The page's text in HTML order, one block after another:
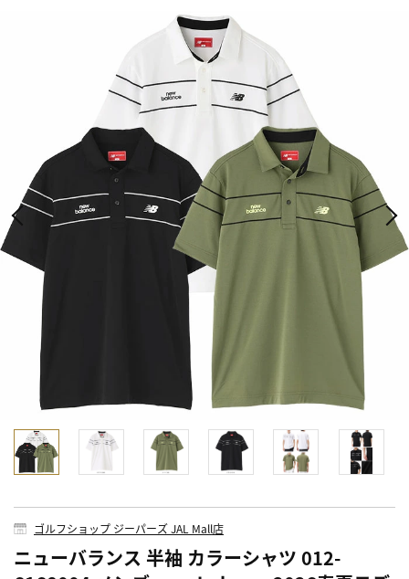
ゴルフショップ ジーパーズ JAL Mall店
ニューバランス 半袖 カラーシャツ 012-